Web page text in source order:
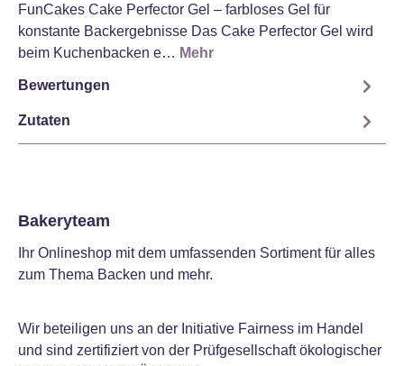
FunCakes Cake Perfector Gel – farbloses Gel für
konstante Backergebnisse Das Cake Perfector Gel wird
beim Kuchenbacken e… Mehr
Bewertungen
Zutaten
Bakeryteam
Ihr Onlineshop mit dem umfassenden Sortiment für alles
zum Thema Backen und mehr.
Wir beteiligen uns an der Initiative Fairness im Handel
und sind zertifiziert von der Prüfgesellschaft ökologischer